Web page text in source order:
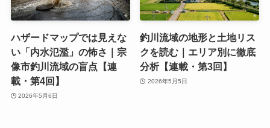
ハザードマップでは見えな
い「内水氾濫」の怖さ｜宗
像市釣川流域の盲点【連
載・第4回】
2026年5月6日
釣川流域の地形と土地リス
クを読む｜エリア別に徹底
分析【連載・第3回】
2026年5月5日